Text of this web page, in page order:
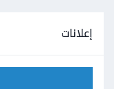
إعلانات